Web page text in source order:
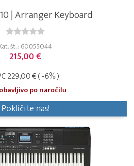
| Arranger Keyboard
št. : 60055044
215,00 €
229,00 €( -6% )
po naročilu
Pokličite nas!